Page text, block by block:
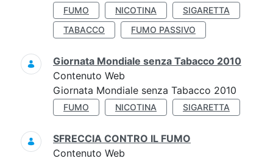
FUMO NICOTINA
SIGARETTA
TABACCO
FUMO PASSIVO
Giornata Mondiale senza Tabacco 2010
Contenuto Web
Giornata Mondiale senza Tabacco 2010
FUMO NICOTINA SIGARETTA
SFRECCIA CONTRO IL FUMO
Contenuto Web